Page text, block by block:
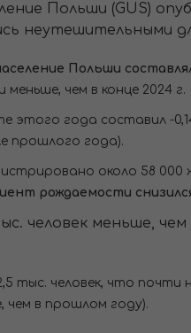
Польши (GUS)
неутешительными
Польши
чем в конце 2024 г.
этого года составил -
прошлого года).
около 58
рождаемости
человек меньше,
тыс. человек, что
чем в прошлом году).